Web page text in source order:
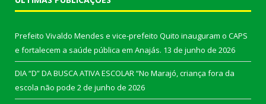
Prefeito Vivaldo Mendes e vice-prefeito Quito inauguram o CAPS
e fortalecem a saúde pública em Anajás. 13 de junho de 2026
DIA “D” DA BUSCA ATIVA ESCOLAR “No Marajó, criança fora da
escola não pode 2 de junho de 2026